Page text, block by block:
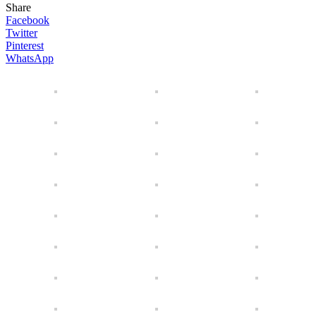
Share
Facebook
Twitter
Pinterest
WhatsApp